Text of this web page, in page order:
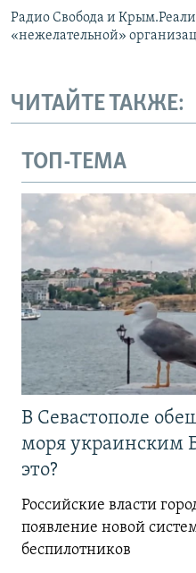
Радио Свобода и
«нежелательной»
ЧИТАЙТЕ ТАКЖЕ:
ТОП-ТЕМА
В Севастополе
моря украинским
это?
Российские власти
появление новой
беспилотников